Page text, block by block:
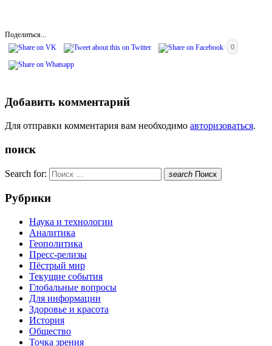
Поделиться...
0
Добавить комментарий
Для отправки комментария вам необходимо авторизоваться.
поиск
Search for: search Поиск
Рубрики
Наука и технологии
Аналитика
Геополитика
Пресс-релизы
Пёстрый мир
Текущие события
Глобальные вопросы
Для информации
Здоровье и красота
История
Общество
Точка зрения